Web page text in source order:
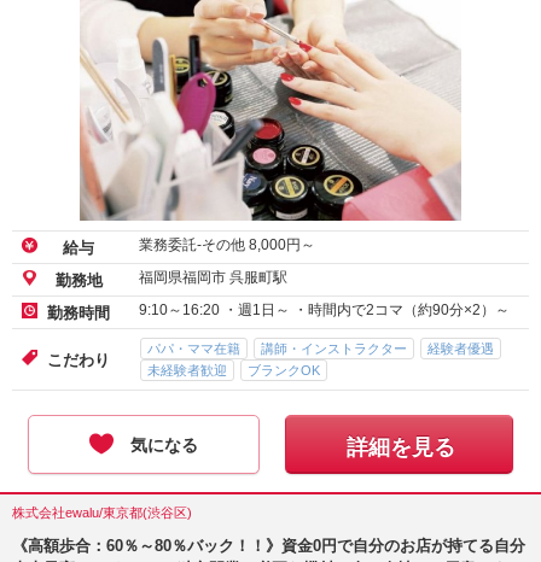
給与 業務委託-その他 8,000円～
勤務地 福岡県福岡市 呉服町駅
勤務時間 9:10～16:20 ・週1日～ ・時間内で2コマ（約90分×2）～
こだわり
パパ・ママ在籍 講師・インストラクター
経験者優遇
未経験者歓迎
ブランクOK
気になる 詳細を見る
株式会社ewalu/東京都(渋谷区)
《高額歩合：60％～80％バック！！》資金0円で自分のお店が持てる自分